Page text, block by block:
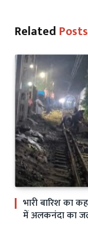
Related Posts
भारी बारिश का
में अलकनंदा का